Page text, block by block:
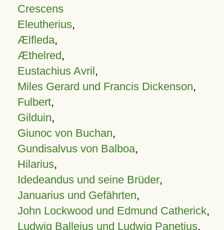
Crescens
Eleutherius,
Ælfleda,
Æthelred,
Eustachius Avril,
Miles Gerard und Francis Dickenson,
Fulbert,
Gilduin,
Giunoc von Buchan,
Gundisalvus von Balboa,
Hilarius,
Idedeandus und seine Brüder,
Januarius und Gefährten,
John Lockwood und Edmund Catherick,
Ludwig Ballejus und Ludwig Panetius,